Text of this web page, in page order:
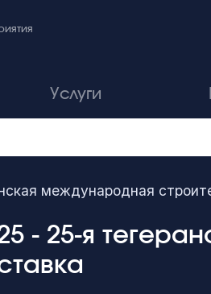
Услуги
международная
- 25-я